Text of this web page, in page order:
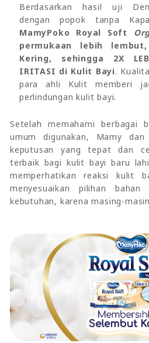
Berdasarkan hasil uji
dengan popok tanpa
MamyPoko Royal Soft
permukaan lebih
Kering, sehingga 2X
IRITASI di Kulit Bayi.
para ahli Kulit memberi
perlindungan kulit bayi.
Setelah memahami berbagai
umum digunakan, Mamy
keputusan yang tepat dan
terbaik bagi kulit bayi baru
memperhatikan reaksi kulit
menyesuaikan pilihan
kebutuhan, karena masing-